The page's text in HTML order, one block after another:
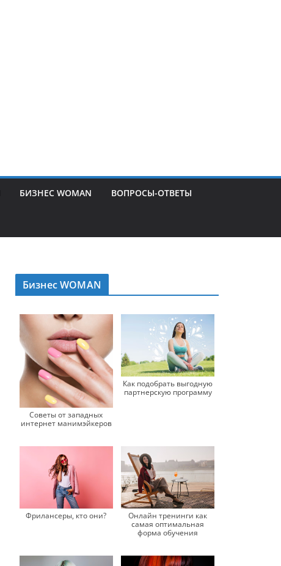
БИЗНЕС WOMAN ВОПРОСЫ-ОТВЕТЫ
Бизнес WOMAN
Советы от западных
интернет манимэйкеров
Как подобрать выгодную
партнерскую программу
Фрилансеры, кто они?
Онлайн тренинги как
самая оптимальная
форма обучения